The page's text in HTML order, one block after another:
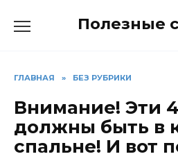
Полезные
ГЛАВНАЯ » БЕЗ РУБРИКИ
Внимание! Эти
должны быть в
спальне! И вот